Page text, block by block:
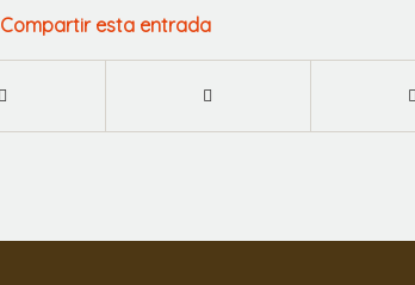
Compartir esta entrada